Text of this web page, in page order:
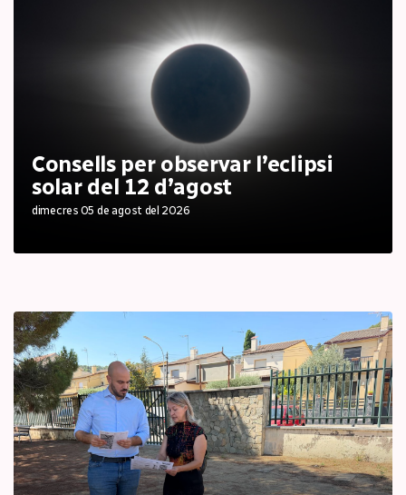
Consells per observar l’eclipsi
solar del 12 d’agost
dimecres 05 de agost del 2026